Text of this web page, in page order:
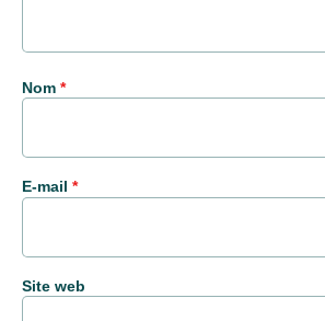
Nom *
E-mail *
Site web